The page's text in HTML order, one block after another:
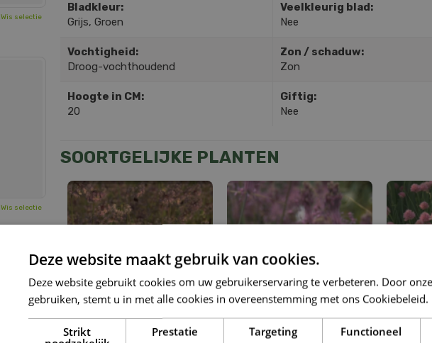
Bladkleur:
Grijs, Groen
Veelkleurig blad:
Nee
Vochtigheid:
Droog-vochthoudend
Zon / schaduw:
Zon
Hoogte in CM:
20
Giftig:
Nee
SOORTGELIJKE PLANTEN
Amerikaanse look Berglook
Wis selectie
Wis selectie
Deze website maakt gebruik van cookies.
Deze website gebruikt cookies om uw gebruikerservaring te verbeteren. Door
gebruiken, stemt u in met alle cookies in overeenstemming met ons Cookiebeleid.
Strikt
Prestatie Targeting
Functioneel